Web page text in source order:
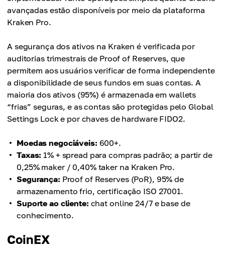
avançadas estão disponíveis por meio da plataforma
Kraken Pro.
A segurança dos ativos na Kraken é verificada por
auditorias trimestrais de Proof of Reserves, que
permitem aos usuários verificar de forma independente
a disponibilidade de seus fundos em suas contas. A
maioria dos ativos (95%) é armazenada em wallets
“frias” seguras, e as contas são protegidas pelo Global
Settings Lock e por chaves de hardware FIDO2.
Moedas negociáveis: 600+.
Taxas: 1% + spread para compras padrão; a partir de
0,25% maker / 0,40% taker na Kraken Pro.
Segurança: Proof of Reserves (PoR), 95% de
armazenamento frio, certificação ISO 27001.
Suporte ao cliente: chat online 24/7 e base de
conhecimento.
CoinEX